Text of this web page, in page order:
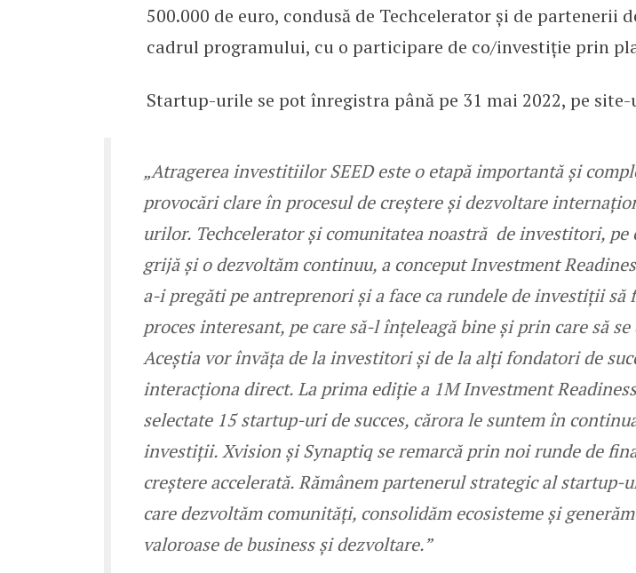
500.000 de euro, condusă de Techcelerator și de partenerii
cadrul programului, cu o participare de co/investiție prin
Startup-urile se pot înregistra până pe 31 mai 2022, pe
„Atragerea investitiilor SEED este o etapă importantă și
provocări clare în procesul de creștere și dezvoltare
urilor. Techcelerator și comunitatea noastră de investitori, pe
grijă și o dezvoltăm continuu, a conceput Investment
a-i pregăti pe antreprenori și a face ca rundele de investiții să
proces interesant, pe care să-l înțeleagă bine și prin care să
Aceștia vor învăța de la investitori și de la alți fondatori de
interacționa direct. La prima ediție a 1M Investment
selectate 15 startup-uri de succes, cărora le suntem în
investiții. Xvision și Synaptiq se remarcă prin noi runde de
creștere accelerată. Rămânem partenerul strategic al
care dezvoltăm comunități, consolidăm ecosisteme și
valoroase de business și dezvoltare.”